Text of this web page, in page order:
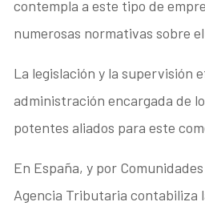
contempla a este tipo de
numerosas normativas sobre
La legislación y la supervisión
administración encargada de
potentes aliados para este
En España, y por
Agencia Tributaria contabiliza